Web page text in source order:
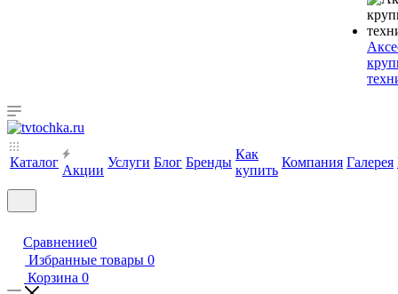
Каталог
Акции
Услуги Блог Бренды
Как
купить
Компания Галерея
Сравнение0
Избранные товары 0
Корзина 0